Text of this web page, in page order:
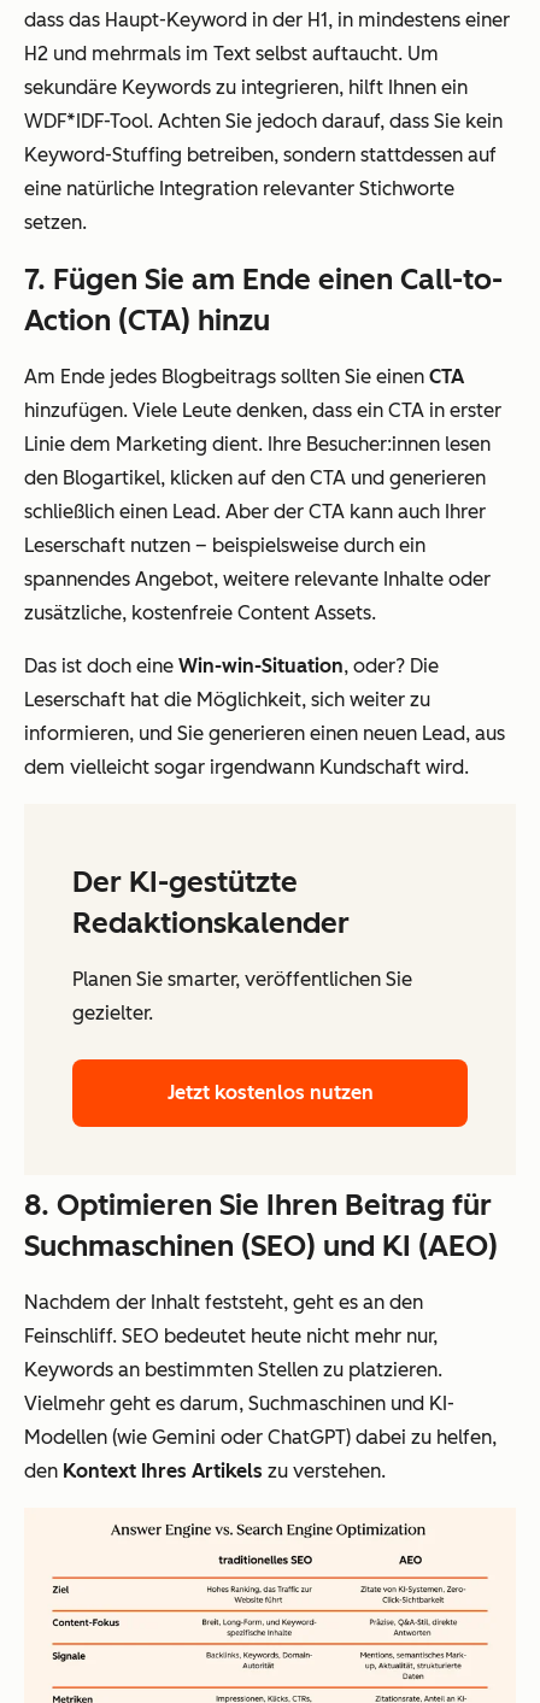
dass das Haupt-Keyword in der H1, in mindestens einer
H2 und mehrmals im Text selbst auftaucht. Um
sekundäre Keywords zu integrieren, hilft Ihnen ein
WDF*IDF-Tool. Achten Sie jedoch darauf, dass Sie kein
Keyword-Stuffing betreiben, sondern stattdessen auf
eine natürliche Integration relevanter Stichworte
setzen.
7. Fügen Sie am Ende einen Call-to-
Action (CTA) hinzu
Am Ende jedes Blogbeitrags sollten Sie einen CTA
hinzufügen. Viele Leute denken, dass ein CTA in erster
Linie dem Marketing dient. Ihre Besucher:innen lesen
den Blogartikel, klicken auf den CTA und generieren
schließlich einen Lead. Aber der CTA kann auch Ihrer
Leserschaft nutzen – beispielsweise durch ein
spannendes Angebot, weitere relevante Inhalte oder
zusätzliche, kostenfreie Content Assets.
Das ist doch eine Win-win-Situation, oder? Die
Leserschaft hat die Möglichkeit, sich weiter zu
informieren, und Sie generieren einen neuen Lead, aus
dem vielleicht sogar irgendwann Kundschaft wird.
Der KI-gestützte
Redaktionskalender
Planen Sie smarter, veröffentlichen Sie
gezielter.
Jetzt kostenlos nutzen
8. Optimieren Sie Ihren Beitrag für
Suchmaschinen (SEO) und KI (AEO)
Nachdem der Inhalt feststeht, geht es an den
Feinschliff. SEO bedeutet heute nicht mehr nur,
Keywords an bestimmten Stellen zu platzieren.
Vielmehr geht es darum, Suchmaschinen und KI-
Modellen (wie Gemini oder ChatGPT) dabei zu helfen,
den Kontext Ihres Artikels zu verstehen.